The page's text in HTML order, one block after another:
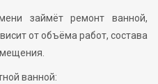
займёт ремонт ванной,
от объёма работ, состава
ванной: